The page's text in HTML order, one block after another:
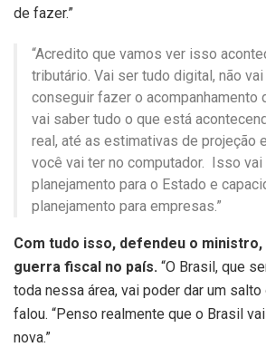
de fazer.”
“Acredito que vamos ver isso
tributário. Vai ser tudo digital, não
conseguir fazer o acompanhamento
vai saber tudo o que está
real, até as estimativas de projeção
você vai ter no computador. Isso vai
planejamento para o Estado e
planejamento para empresas.”
Com tudo isso, defendeu o ministro,
guerra fiscal no país. “O Brasil, que
toda nessa área, vai poder dar um salto
falou. “Penso realmente que o Brasil
nova.”